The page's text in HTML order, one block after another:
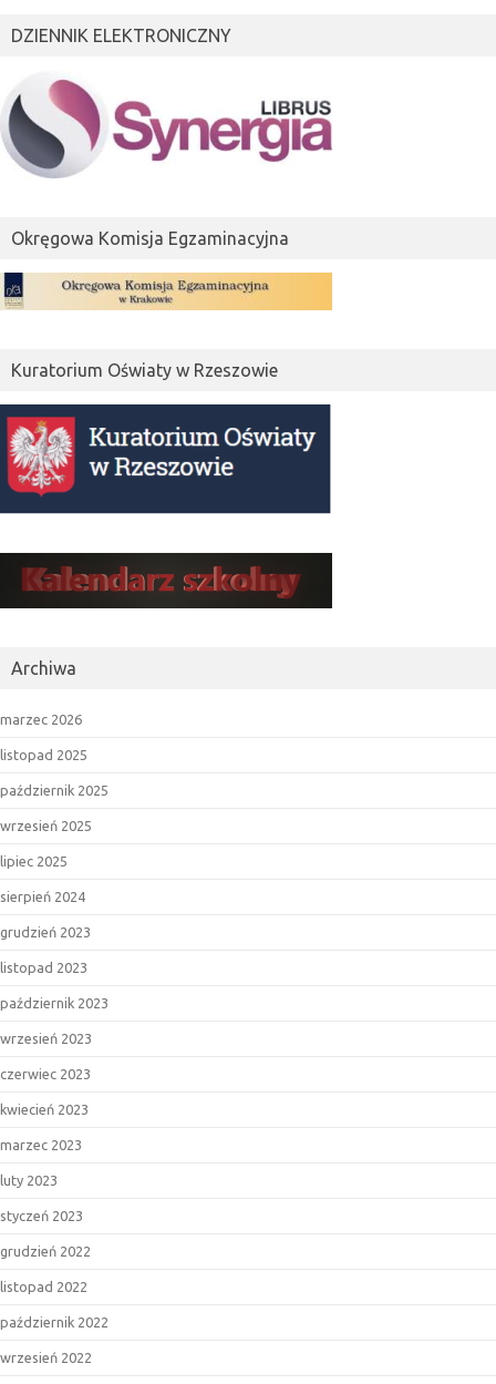
DZIENNIK ELEKTRONICZNY
Okręgowa Komisja Egzaminacyjna
Kuratorium Oświaty w Rzeszowie
Archiwa
marzec 2026
listopad 2025
październik 2025
wrzesień 2025
lipiec 2025
sierpień 2024
grudzień 2023
listopad 2023
październik 2023
wrzesień 2023
czerwiec 2023
kwiecień 2023
marzec 2023
luty 2023
styczeń 2023
grudzień 2022
listopad 2022
październik 2022
wrzesień 2022